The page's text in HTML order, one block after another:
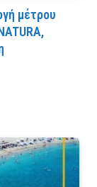
μέτρου